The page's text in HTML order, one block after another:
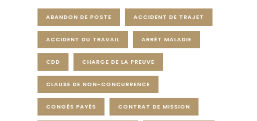
ABANDON DE POSTE ACCIDENT DE TRAJET
ACCIDENT DU TRAVAIL ARRÊT MALADIE
CDD CHARGE DE LA PREUVE
CLAUSE DE NON-CONCURRENCE
CONGÉS PAYÉS CONTRAT DE MISSION